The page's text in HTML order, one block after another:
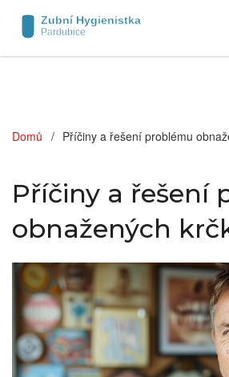
Domů Příčiny a řešení problému
Příčiny a řešení
obnažených